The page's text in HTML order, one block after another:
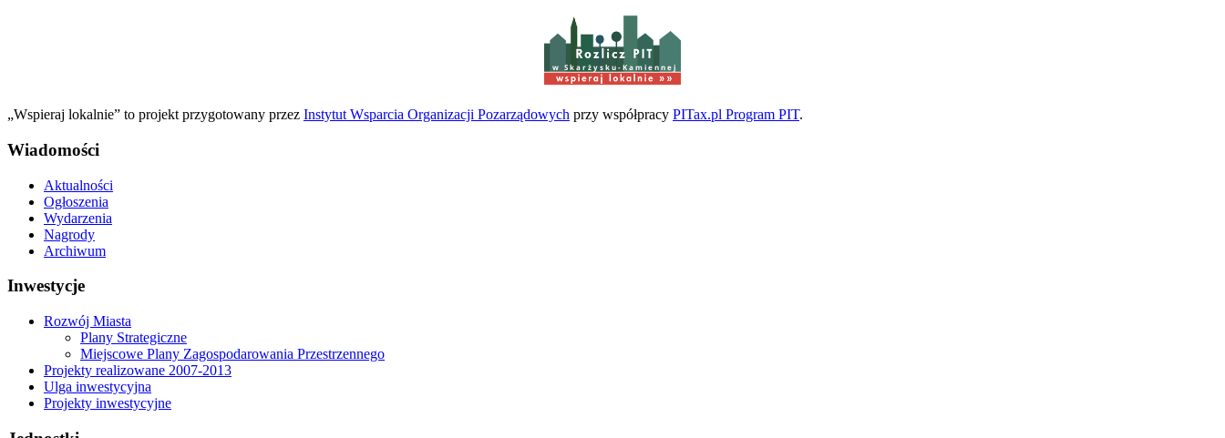
w Skarżysku-Kamiennej
„Wspieraj lokalnie” to projekt przygotowany przez Instytut Wsparcia Organizacji Pozarządowych przy współpracy PITax.pl Program PIT.
Wiadomości
Aktualności
Ogłoszenia
Wydarzenia
Nagrody
Archiwum
Inwestycje
Rozwój Miasta
Plany Strategiczne
Miejscowe Plany Zagospodarowania Przestrzennego
Projekty realizowane 2007-2013
Ulga inwestycyjna
Projekty inwestycyjne